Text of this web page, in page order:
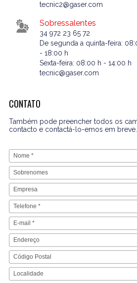
tecnic2@gaser.com
Sobressalentes
34 972 23 65 72
De segunda a quinta-feira:
- 18:00 h
Sexta-feira: 08:00 h - 14:00 h
tecnic@gaser.com
CONTATO
Também pode preencher todos os
contacto e contactá-lo-emos em breve.